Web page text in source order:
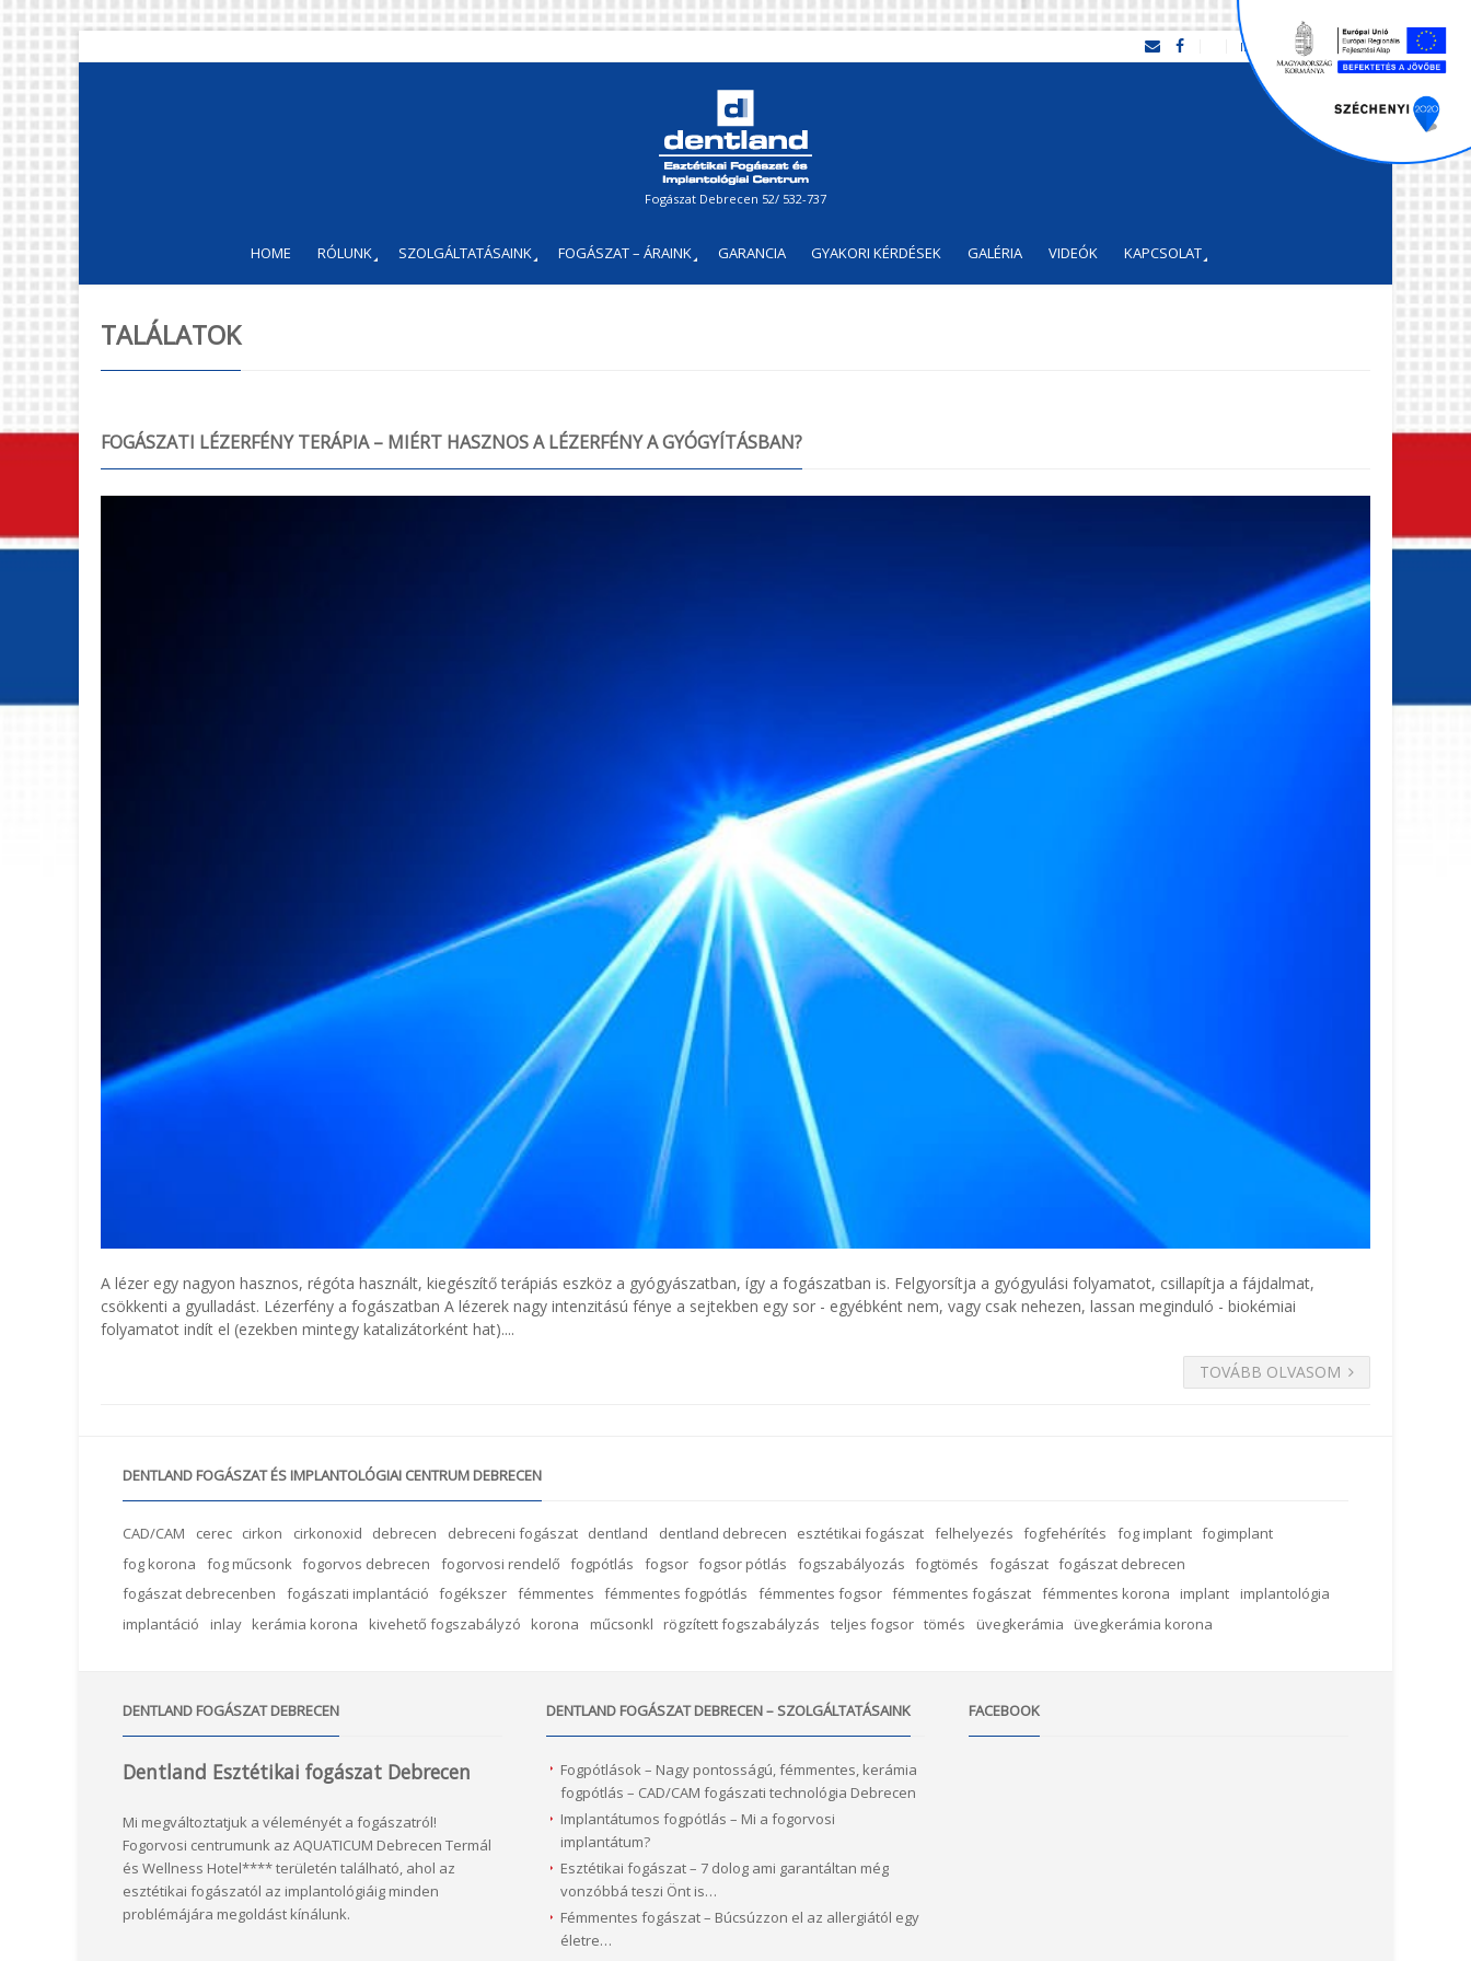
INFO: +36 30 586-58-22
Fogászat Debrecen 52/ 532-737
HOME RÓLUNK SZOLGÁLTATÁSAINK FOGÁSZAT – ÁRAINK GARANCIA GYAKORI KÉRDÉSEK GALÉRIA VIDEÓK KAPCSOLAT
TALÁLATOK
FOGÁSZATI LÉZERFÉNY TERÁPIA – MIÉRT HASZNOS A LÉZERFÉNY A GYÓGYÍTÁSBAN?
A lézer egy nagyon hasznos, régóta használt, kiegészítő terápiás eszköz a gyógyászatban, így a fogászatban is. Felgyorsítja a gyógyulási folyamatot, csillapítja a fájdalmat,
csökkenti a gyulladást. Lézerfény a fogászatban A lézerek nagy intenzitású fénye a sejtekben egy sor - egyébként nem, vagy csak nehezen, lassan meginduló - biokémiai
folyamatot indít el (ezekben mintegy katalizátorként hat)....
TOVÁBB OLVASOM
DENTLAND FOGÁSZAT ÉS IMPLANTOLÓGIAI CENTRUM DEBRECEN
CAD/CAM cerec cirkon cirkonoxid debrecen debreceni fogászat dentland dentland debrecen esztétikai fogászat felhelyezés fogfehérítés fog implant fogimplant
fog korona
fog műcsonk fogorvos debrecen fogorvosi rendelő fogpótlás fogsor fogsor pótlás fogszabályozás fogtömés fogászat fogászat debrecen
fogászat debrecenben
fogászati implantáció fogékszer fémmentes fémmentes fogpótlás fémmentes fogsor fémmentes fogászat fémmentes korona implant
implantológia
implantáció
inlay kerámia korona kivehető fogszabályzó korona műcsonkl rögzített fogszabályzás teljes fogsor tömés üvegkerámia üvegkerámia korona
DENTLAND FOGÁSZAT DEBRECEN
Dentland Esztétikai fogászat Debrecen
Mi megváltoztatjuk a véleményét a fogászatról!
Fogorvosi centrumunk az AQUATICUM Debrecen Termál
és Wellness Hotel**** területén található, ahol az
esztétikai fogászatól az implantológiáig minden
problémájára megoldást kínálunk.
DENTLAND FOGÁSZAT DEBRECEN – SZOLGÁLTATÁSAINK
Fogpótlások – Nagy pontosságú, fémmentes, kerámia
fogpótlás – CAD/CAM fogászati technológia Debrecen
Implantátumos fogpótlás – Mi a fogorvosi
implantátum?
Esztétikai fogászat – 7 dolog ami garantáltan még
vonzóbbá teszi Önt is…
Fémmentes fogászat – Búcsúzzon el az allergiától egy
életre…
FACEBOOK